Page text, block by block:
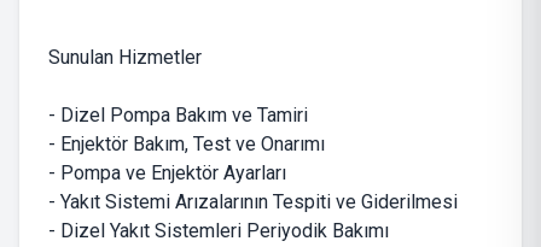
Sunulan Hizmetler
- Dizel Pompa Bakım ve Tamiri
- Enjektör Bakım, Test ve Onarımı
- Pompa ve Enjektör Ayarları
- Yakıt Sistemi Arızalarının Tespiti ve Giderilmesi
- Dizel Yakıt Sistemleri Periyodik Bakımı